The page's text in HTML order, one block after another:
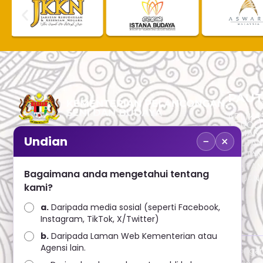
No. 2, Menara 1, Jalan P5/6, Presint 5,
+603 8000 8000
+603 8891 7100
Penafian : Kerajaan Malaysia dan Kementerian
Undian − ×
Bagaimana anda mengetahui tentang
kami?
a. Daripada media sosial (seperti Facebook,
Instagram, TikTok, X/Twitter)
b. Daripada Laman Web Kementerian atau
Agensi lain.